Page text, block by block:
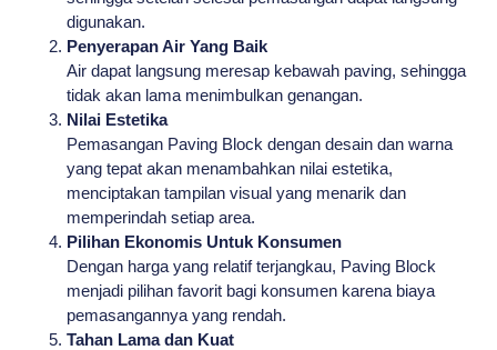
digunakan.
Penyerapan Air Yang Baik
Air dapat langsung meresap kebawah paving, sehingga
tidak akan lama menimbulkan genangan.
Nilai Estetika
Pemasangan Paving Block dengan desain dan warna
yang tepat akan menambahkan nilai estetika,
menciptakan tampilan visual yang menarik dan
memperindah setiap area.
Pilihan Ekonomis Untuk Konsumen
Dengan harga yang relatif terjangkau, Paving Block
menjadi pilihan favorit bagi konsumen karena biaya
pemasangannya yang rendah.
Tahan Lama dan Kuat